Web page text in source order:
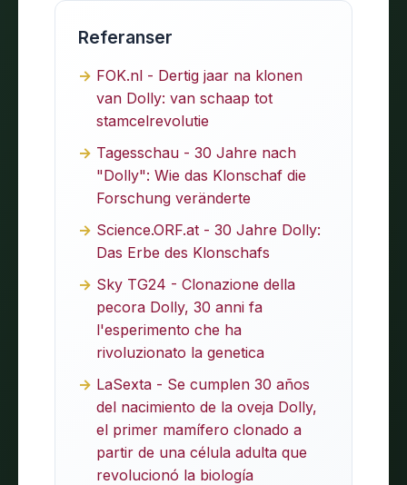
Referanser
FOK.nl - Dertig jaar na klonen
van Dolly: van schaap tot
stamcelrevolutie
Tagesschau - 30 Jahre nach
"Dolly": Wie das Klonschaf die
Forschung veränderte
Science.ORF.at - 30 Jahre Dolly:
Das Erbe des Klonschafs
Sky TG24 - Clonazione della
pecora Dolly, 30 anni fa
l'esperimento che ha
rivoluzionato la genetica
LaSexta - Se cumplen 30 años
del nacimiento de la oveja Dolly,
el primer mamífero clonado a
partir de una célula adulta que
revolucionó la biología